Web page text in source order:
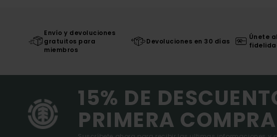
Envío y devoluciones
gratuitos para
miembros
Devoluciones en 30 días
Únete
15% DE
PRIMERA